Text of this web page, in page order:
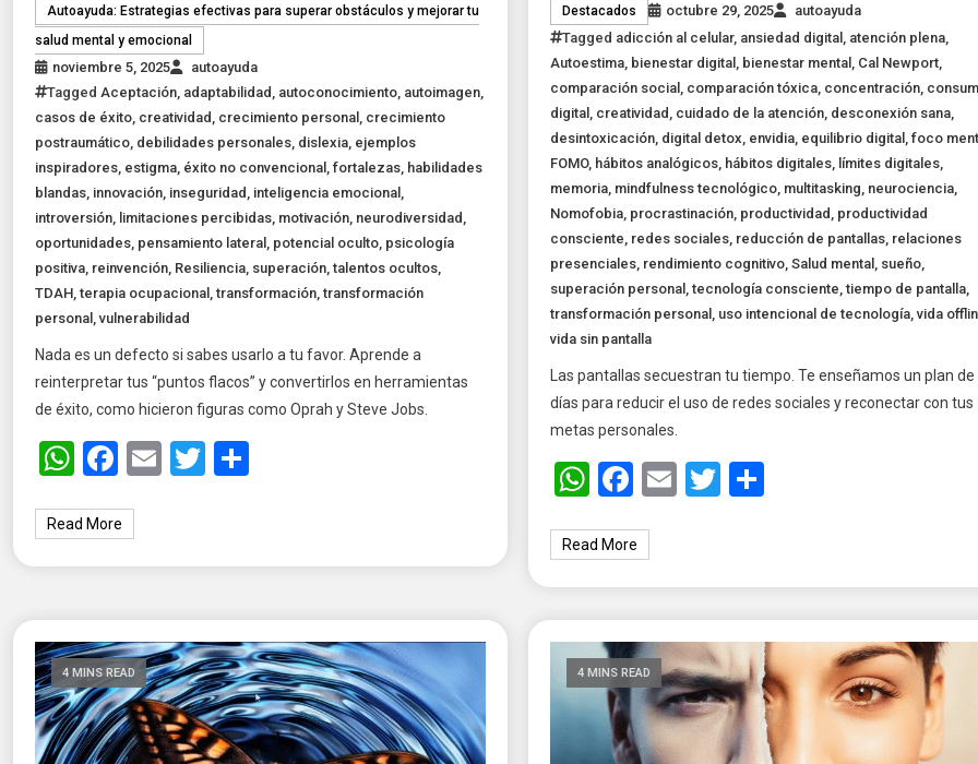
Autoayuda: Estrategias efectivas para superar obstáculos y mejorar tu
salud mental y emocional
noviembre 5, 2025
autoayuda
Tagged Aceptación adaptabilidad autoconocimiento autoimagen
casos de éxito creatividad crecimiento personal crecimiento
postraumático debilidades personales dislexia ejemplos
inspiradores estigma éxito no convencional ,fortalezas habilidades
blandas innovación inseguridad inteligencia emocional
introversión limitaciones percibidas motivación neurodiversidad
oportunidades pensamiento lateral potencial oculto psicología
positiva reinvención Resiliencia superación ,talentos ocultos
TDAH ,terapia ocupacional ,transformación ,transformación
personal ,vulnerabilidad
Nada es un defecto si sabes usarlo a tu favor. Aprende a
reinterpretar tus “puntos flacos” y convertirlos en herramientas
de éxito, como hicieron figuras como Oprah y Steve Jobs.
WhatsApp
Facebook
EmailTwitter
Read More
Destacados octubre 29, 2025
autoayuda
Tagged adicción al celular, ansiedad digital, atención plena,
Autoestima, bienestar digital, bienestar mental, Cal Newport,
comparación social, comparación tóxica, concentración,
digital, creatividad cuidado de la atención, desconexión sana,
desintoxicación, digital detox envidia, equilibrio digital, foco
FOMO, hábitos analógicos, hábitos digitales, límites digitales,
memoria, mindfulness tecnológico, multitasking neurociencia,
Nomofobia, procrastinación, productividad productividad
consciente redes sociales, reducción de pantallas, relaciones
presenciales, rendimiento cognitivo, Salud mental, sueño,
superación personal,tecnología consciente ,tiempo de pantalla,
transformación personal, uso intencional de tecnología,vida
vida sin pantalla
Las pantallas secuestran tu tiempo. Te enseñamos un plan de
días para reducir el uso de redes sociales y reconectar con tus
metas personales.
WhatsApp
Facebook
EmailTwitter
Share
Read More
4 MINS READ 4 MINS READ